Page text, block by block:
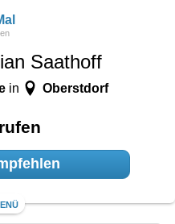
Saathoff
in Oberstdorf